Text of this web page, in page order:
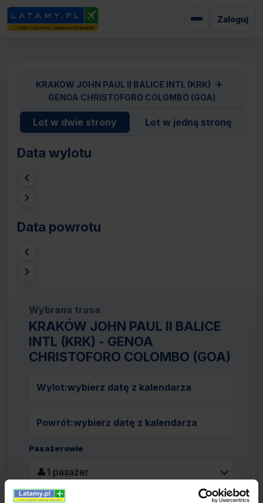
Zaloguj
KRAKÓW JOHN PAUL II BALICE INTL (KRK) ✈
GENOA CHRISTOFORO COLOMBO (GOA)
Lot w dwie strony Lot w jedną stronę
Data wylotu
‹
›
Data powrotu
‹
›
Wybrana trasa
KRAKÓW JOHN PAUL II BALICE
INTL (KRK) - GENOA
CHRISTOFORO COLOMBO (GOA)
Wylot:wybierz datę z kalendarza
Powrót:wybierz datę z kalendarza
Pasażerowie
👤1 pasażer